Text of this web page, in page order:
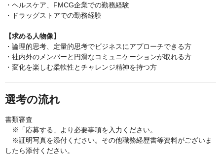
・ヘルスケア、FMCG企業での勤務経験
・ドラッグストアでの勤務経験
【求める人物像】
・論理的思考、定量的思考でビジネスにアプローチできる方
・社内外のメンバーと円滑なコミュニケーションが取れる方
・変化を楽しむ柔軟性とチャレンジ精神を持つ方
選考の流れ
書類審査
※「応募する」より必要事項を入力ください。
※証明写真を添付ください。その他職務経歴書等資料がございま
したら添付ください。